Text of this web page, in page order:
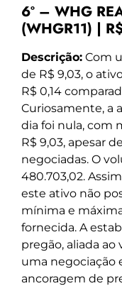
6º – WHG
(WHGR11) |
Descrição: Com
de R$ 9,03, o
R$ 0,14
Curiosamente, a
dia foi nula, com
R$ 9,03, apesar
negociadas. O
480.703,02.
este ativo não
mínima e
fornecida. A
pregão, aliada
uma negociação
ancoragem de